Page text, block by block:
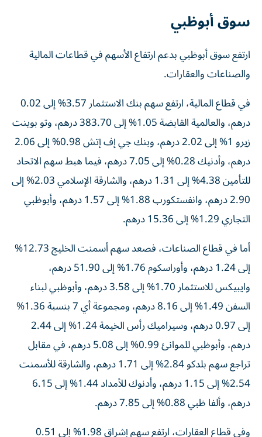
سوق أبوظبي
ارتفع سوق أبوظبي بدعم ارتفاع الأسهم في قطاعات المالية
والصناعات والعقارات.
في قطاع المالية، ارتفع سهم بنك الاستثمار 3.57% إلى 0.02
درهم، والعالمية القابضة 1.05% إلى 383.70 درهم، وتو بوينت
زيرو 1% إلى 2.02 درهم، وبنك جي إف إتش 0.98% إلى 2.06
درهم، وأدنيك 0.28% إلى 7.05 درهم، فيما هبط سهم الاتحاد
للتأمين 4.38% إلى 1.31 درهم، والشارقة الإسلامي 2.03% إلى
2.90 درهم، وانفستكورب 1.88% إلى 1.57 درهم، وأبوظبي
التجاري 1.29% إلى 15.36 درهم.
أما في قطاع الصناعات، فصعد سهم أسمنت الخليج 12.73%
إلى 1.24 درهم، وأوراسكوم 1.76% إلى 51.90 درهم،
وايبيكس للاستثمار 1.70% إلى 3.58 درهم، وأبوظبي لبناء
السفن 1.49% إلى 8.16 درهم، ومجموعة أي 7 بنسبة 1.36%
إلى 0.97 درهم، وسيراميك رأس الخيمة 1.24% إلى 2.44
درهم، وأبوظبي للموانئ 0.99% إلى 5.08 درهم، في مقابل
تراجع سهم بلدكو 2.84% إلى 1.71 درهم، والشارقة للأسمنت
2.54% إلى 1.15 درهم، وأدنوك للأمداد 1.44% إلى 6.15
درهم، وألفا ظبي 0.88% إلى 7.85 درهم.
وفي قطاع العقارات، ارتفع سهم إشراق 1.98% إلى 0.51